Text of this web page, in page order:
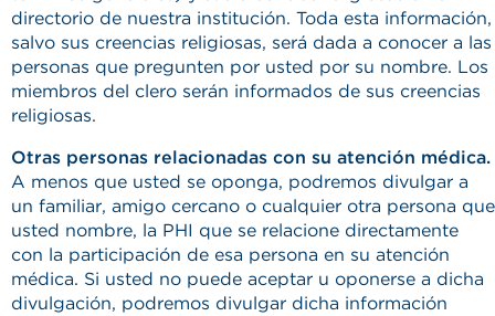
directorio de nuestra institución. Toda esta información,
salvo sus creencias religiosas, será dada a conocer a las
personas que pregunten por usted por su nombre. Los
miembros del clero serán informados de sus creencias
religiosas.
Otras personas relacionadas con su atención médica.
A menos que usted se oponga, podremos divulgar a
un familiar, amigo cercano o cualquier otra persona que
usted nombre, la PHI que se relacione directamente
con la participación de esa persona en su atención
médica. Si usted no puede aceptar u oponerse a dicha
divulgación, podremos divulgar dicha información